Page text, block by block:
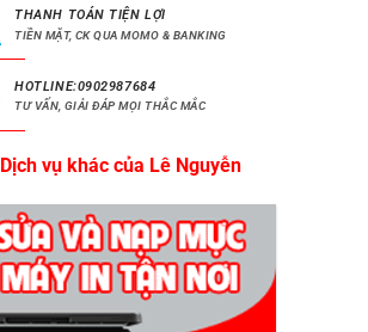
THANH TOÁN TIỆN LỢI
TIỀN MẶT, CK QUA MOMO & BANKING
HOTLINE:0902987684
TƯ VẤN, GIẢI ĐÁP MỌI THẮC MẮC
Dịch vụ khác của Lê Nguyễn